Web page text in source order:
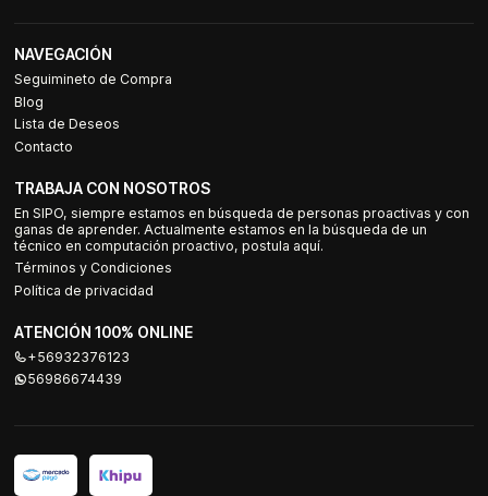
NAVEGACIÓN
Seguimineto de Compra
Blog
Lista de Deseos
Contacto
TRABAJA CON NOSOTROS
En SIPO, siempre estamos en búsqueda de personas proactivas y con
ganas de aprender. Actualmente estamos en la búsqueda de un
técnico en computación proactivo, postula aquí.
Términos y Condiciones
Política de privacidad
ATENCIÓN 100% ONLINE
+56932376123
56986674439